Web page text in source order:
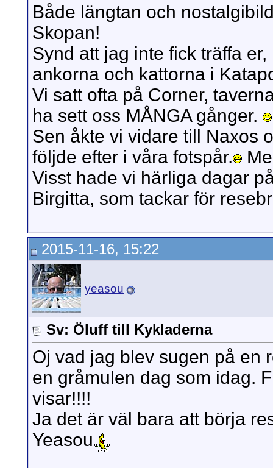
Både längtan och
Skopan!
Synd att jag inte fick träffa
ankorna och kattorna i
Vi satt ofta på Corner,
ha sett oss MÅNGA gånger.
Sen åkte vi vidare till Naxos
följde efter i våra fotspår.
Visst hade vi härliga dagar
Birgitta, som tackar för
2015-11-16, 15:22
yeasou
Sv: Öluff till Kykladerna
Oj vad jag blev sugen på en
en gråmulen dag som idag.
visar!!!!
Ja det är väl bara att börja
Yeasou